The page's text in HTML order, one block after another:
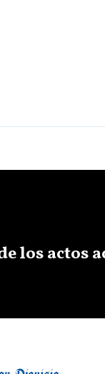
los actos